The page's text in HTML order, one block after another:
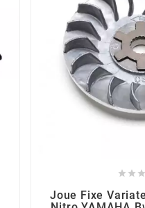
  
Joue Fixe